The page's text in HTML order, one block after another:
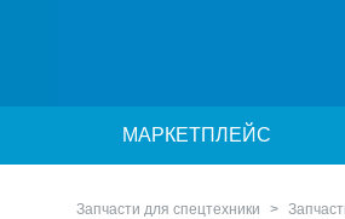
МАРКЕТПЛЕЙС
Запчасти для спецтехники